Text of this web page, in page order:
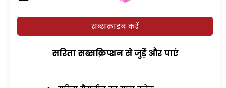
सब्सक्राइब करें
सरिता सब्सक्रिप्शन से जुड़ेें और पाएं